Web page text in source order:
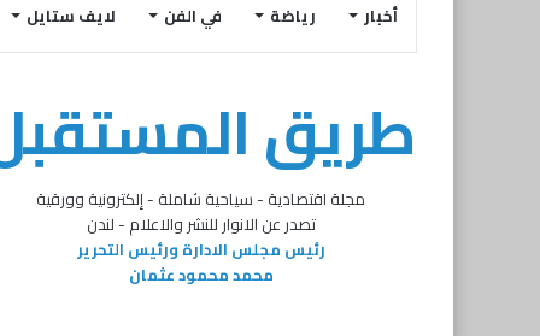
أخبار رياضة في الفن لايف ستايل
طريق
مجلة اقتصادية - سياحية شاملة - إلكترونية وورقية
تصدر عن الانوار للنشر والاعلام - لندن
رئيس مجلس الادارة ورئيس التحرير
محمد محمود عثمان